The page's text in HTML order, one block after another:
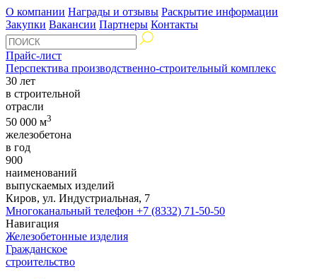
О компании Награды и отзывы Раскрытие информации
Закупки Вакансии Партнеры Контакты
Прайс-лист
Перспектива производственно-строительный комплекс
30 лет
в строительной
отрасли
50 000 м3
железобетона
в год
900
наименований
выпускаемых изделий
Киров, ул. Индустриальная, 7
Многоканальный телефон +7 (8332) 71-50-50
Навигация
Железобетонные изделия
Гражданское
строительство